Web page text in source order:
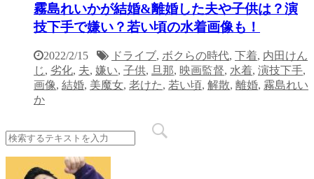
霧島れいかが結婚&離婚した夫や子供は？演
技下手で嫌い？若い頃の水着画像も！
2022/2/15 ドライブ, ボクらの時代, 下着, 内田けん
じ, 劣化, 夫, 嫌い, 子供, 旦那, 映画監督, 水着, 演技下手,
画像, 結婚, 美魔女, 老けた, 若い頃, 解散, 離婚, 霧島れい
か